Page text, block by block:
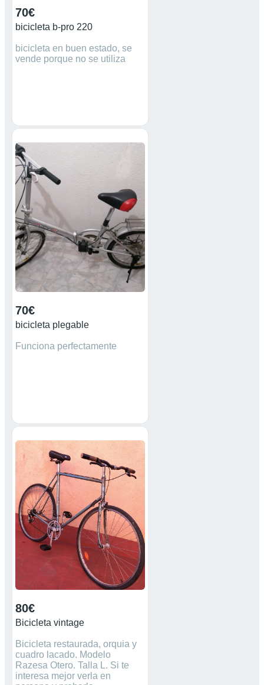
70€
bicicleta b-pro 220
bicicleta en buen estado, se
vende porque no se utiliza
70€
bicicleta plegable
Funciona perfectamente
80€
Bicicleta vintage
Bicicleta restaurada, orquia y
cuadro lacado. Modelo
Razesa Otero. Talla L. Si te
interesa mejor verla en